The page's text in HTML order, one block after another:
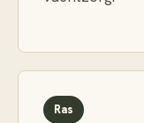
Ras